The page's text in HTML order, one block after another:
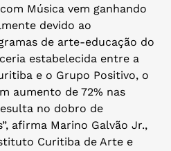
Música vem ganhando
devido ao
de arte-educação do
estabelecida entre a
e o Grupo Positivo, o
aumento de 72% nas
no dobro de
afirma Marino Galvão Jr.,
Curitiba de Arte e